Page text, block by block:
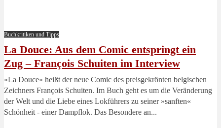
Buchkritiken und Tipps
La Douce: Aus dem Comic entspringt ein
Zug – François Schuiten im Interview
»La Douce« heißt der neue Comic des preisgekrönten belgischen
Zeichners François Schuiten. Im Buch geht es um die Veränderung
der Welt und die Liebe eines Lokführers zu seiner »sanften«
Schönheit - einer Dampflok. Das Besondere an...